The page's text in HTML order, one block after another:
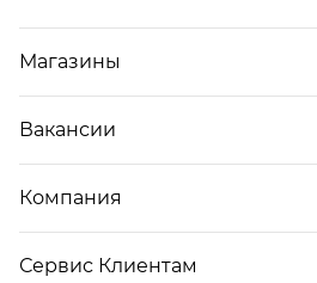
Магазины
Вакансии
Компания
Сервис Клиентам